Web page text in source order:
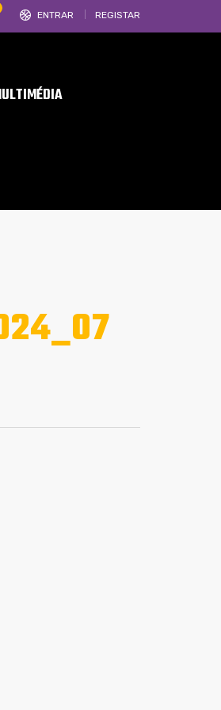
ENTRAR REGISTAR